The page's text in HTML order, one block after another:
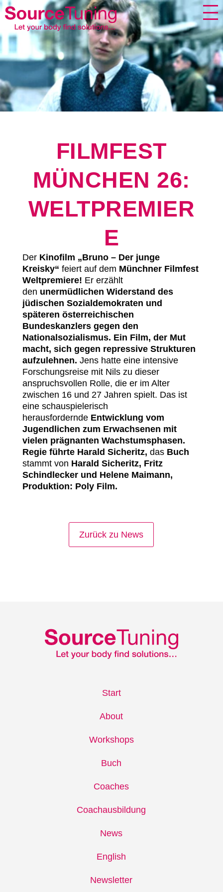
FILMFEST
MÜNCHEN 26:
WELTPREMIER
E
Der Kinofilm „Bruno – Der junge
Kreisky“ feiert auf dem Münchner Filmfest
Weltpremiere! Er erzählt
den unermüdlichen Widerstand des
jüdischen Sozialdemokraten und
späteren österreichischen
Bundeskanzlers gegen den
Nationalsozialismus. Ein Film, der Mut
macht, sich gegen repressive Strukturen
aufzulehnen. Jens hatte eine intensive
Forschungsreise mit Nils zu dieser
anspruchsvollen Rolle, die er im Alter
zwischen 16 und 27 Jahren spielt. Das ist
eine schauspielerisch
herausfordernde Entwicklung vom
Jugendlichen zum Erwachsenen mit
vielen prägnanten Wachstumsphasen.
Regie führte Harald Sicheritz, dasBuch
stammt von Harald Sicheritz, Fritz
Schindlecker und Helene Maimann,
Produktion: Poly Film.
Zurück zu News
Start
About
Workshops
Buch
Coaches
Coachausbildung
News
English
Newsletter